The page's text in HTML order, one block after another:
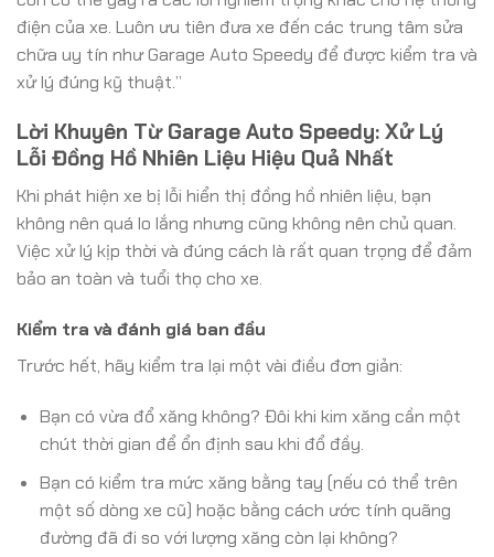
điện của xe. Luôn ưu tiên đưa xe đến các trung tâm sửa
chữa uy tín như Garage Auto Speedy để được kiểm tra và
xử lý đúng kỹ thuật.”
Lời Khuyên Từ Garage Auto Speedy: Xử Lý
Lỗi Đồng Hồ Nhiên Liệu Hiệu Quả Nhất
Khi phát hiện xe bị lỗi hiển thị đồng hồ nhiên liệu, bạn
không nên quá lo lắng nhưng cũng không nên chủ quan.
Việc xử lý kịp thời và đúng cách là rất quan trọng để đảm
bảo an toàn và tuổi thọ cho xe.
Kiểm tra và đánh giá ban đầu
Trước hết, hãy kiểm tra lại một vài điều đơn giản:
Bạn có vừa đổ xăng không? Đôi khi kim xăng cần một
chút thời gian để ổn định sau khi đổ đầy.
Bạn có kiểm tra mức xăng bằng tay (nếu có thể trên
một số dòng xe cũ) hoặc bằng cách ước tính quãng
đường đã đi so với lượng xăng còn lại không?